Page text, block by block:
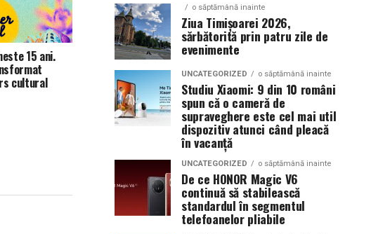
15 ani.
cultural
o săptămână inainte
Ziua Timișoarei 2026,
sărbătorită prin patru zile de
evenimente
UNCATEGORIZED o săptămână inainte
Studiu Xiaomi: 9 din 10 români
spun că o cameră de
supraveghere este cel mai util
dispozitiv atunci când pleacă
în vacanță
UNCATEGORIZED o săptămână inainte
De ce HONOR Magic V6
continuă să stabilească
standardul în segmentul
telefoanelor pliabile